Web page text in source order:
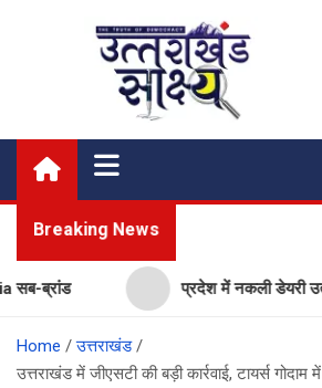
Uttarakhand
My News Portal
Breaking News
प्रदेश में नकली डेयरी उत्पादों
Home
उत्तराखंड
उत्तराखंड में जीएसटी की बड़ी कार्रवाई, टायर्स गोदाम